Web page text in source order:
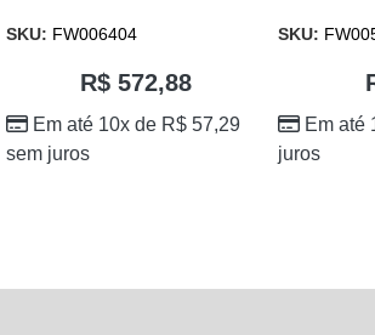
SKU: FW006404
R$ 572,88
Em até 10x de R$ 57,29
sem juros
SKU:
Em até
juros